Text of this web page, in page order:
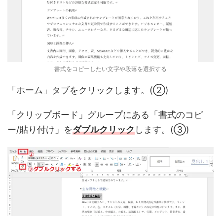
書式をコピーしたい文字や段落を選択する
「ホーム」タブをクリックします。(②)
「クリップボード」グループにある「書式のコピ
ー/貼り付け」をダブルクリックします。(③)